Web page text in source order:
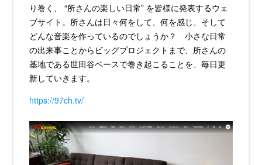
り巻く、 “所さんの楽しい日常” を皆様に発表するウェ
ブサイト。所さんは日々何をして、何を感じ、そして
どんな音楽を作っているのでしょうか？ 小さな日常
の出来事ことからビッグプロジェクトまで、所さんの
基地である世田谷ベースで巻き起こることを、毎日更
新していきます。
https://97ch.tv/